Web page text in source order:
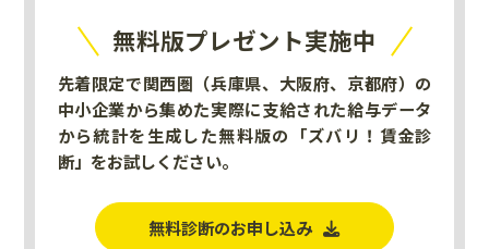
無料版プレゼント実施中
先着限定で関西圏（兵庫県、大阪府、京都府）の
中小企業から集めた実際に支給された給与データ
から統計を生成した無料版の「ズバリ！賃金診
断」をお試しください。
無料診断のお申し込み